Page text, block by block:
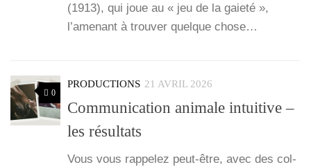
(1913), qui joue au « jeu de la gaie­té »,
l’amenant à trou­ver quelque chose…
0
PRODUCTIONS 21 AVRIL 2026
Communication animale intuitive –
les résultats
Vous vous rap­pe­lez peut-être, avec des col­